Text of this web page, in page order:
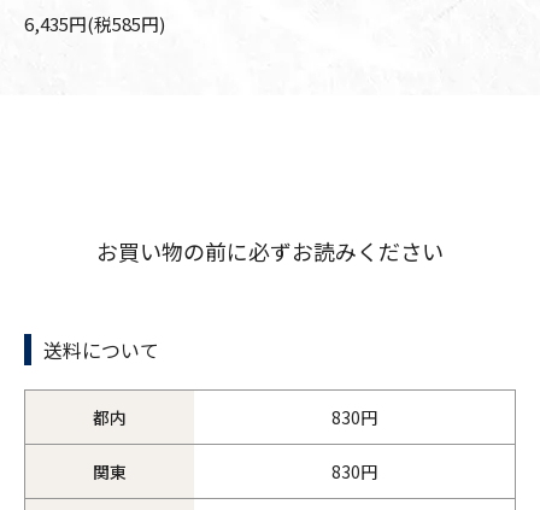
6,435円(税585円)
お買い物の前に必ずお読みください
送料について
都内 830円
関東 830円